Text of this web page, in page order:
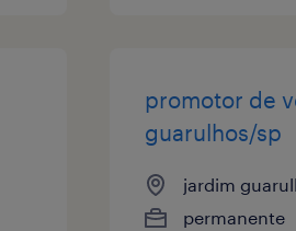
promotor de
guarulhos/sp
jardim
permanente